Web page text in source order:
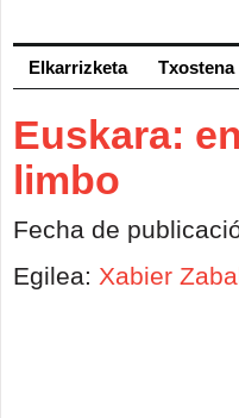
Elkarrizketa Txostena
Euskara:
limbo
Fecha de
Egilea: Xabier